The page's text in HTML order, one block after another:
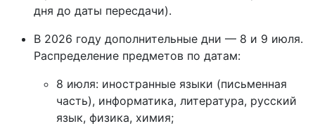
дня до даты пересдачи).
В 2026 году дополнительные дни — 8 и 9 июля.
Распределение предметов по датам:
8 июля: иностранные языки (письменная
часть), информатика, литература, русский
язык, физика, химия;